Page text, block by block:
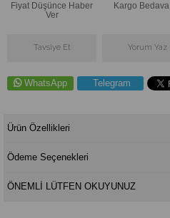
Fiyat Düşünce Haber
Ver
Kargo Bedava
Tavsiye Et Yorum Yaz
WhatsApp Telegram
Ürün Özellikleri
Ödeme Seçenekleri
ÖNEMLİ LÜTFEN OKUYUNUZ